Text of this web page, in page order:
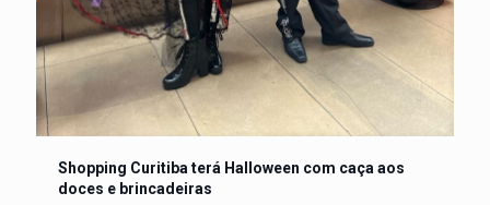
Shopping Curitiba terá Halloween com caça aos
doces e brincadeiras